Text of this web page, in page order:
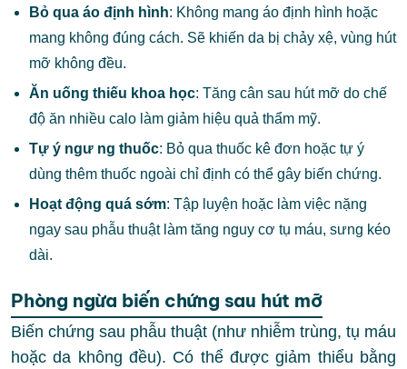
Bỏ qua áo định hình: Không mang áo định hình hoặc
mang không đúng cách. Sẽ khiến da bị chảy xệ, vùng hút
mỡ không đều.
Ăn uống thiếu khoa học: Tăng cân sau hút mỡ do chế
độ ăn nhiều calo làm giảm hiệu quả thẩm mỹ.
Tự ý ngư ng thuốc: Bỏ qua thuốc kê đơn hoặc tự ý
dùng thêm thuốc ngoài chỉ định có thể gây biến chứng.
Hoạt động quá sớm: Tập luyện hoặc làm việc nặng
ngay sau phẫu thuật làm tăng nguy cơ tụ máu, sưng kéo
dài.
Phòng ngừa biến chứng sau hút mỡ
Biến chứng sau phẫu thuật (như nhiễm trùng, tụ máu
hoặc da không đều). Có thể được giảm thiểu bằng